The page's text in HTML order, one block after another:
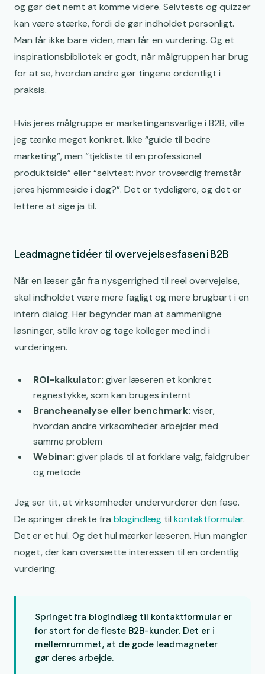
og gør det nemt at komme videre. Selvtests og quizzer
kan være stærke, fordi de gør indholdet personligt.
Man får ikke bare viden, man får en vurdering. Og et
inspirationsbibliotek er godt, når målgruppen har brug
for at se, hvordan andre gør tingene ordentligt i
praksis.
Hvis jeres målgruppe er marketingansvarlige i B2B, ville
jeg tænke meget konkret. Ikke “guide til bedre
marketing”, men “tjekliste til en professionel
produktside” eller “selvtest: hvor troværdig fremstår
jeres hjemmeside i dag?”. Det er tydeligere, og det er
lettere at sige ja til.
Leadmagnet idéer til overvejelsesfasen i B2B
Når en læser går fra nysgerrighed til reel overvejelse,
skal indholdet være mere fagligt og mere brugbart i en
intern dialog. Her begynder man at sammenligne
løsninger, stille krav og tage kolleger med ind i
vurderingen.
ROI-kalkulator: giver læseren et konkret
regnestykke, som kan bruges internt
Brancheanalyse eller benchmark: viser,
hvordan andre virksomheder arbejder med
samme problem
Webinar: giver plads til at forklare valg, faldgruber
og metode
Jeg ser tit, at virksomheder undervurderer den fase.
De springer direkte fra blogindlæg til kontaktformular.
Det er et hul. Og det hul mærker læseren. Hun mangler
noget, der kan oversætte interessen til en ordentlig
vurdering.
Springet fra blogindlæg til kontaktformular er
for stort for de fleste B2B-kunder. Det er i
mellemrummet, at de gode leadmagneter
gør deres arbejde.